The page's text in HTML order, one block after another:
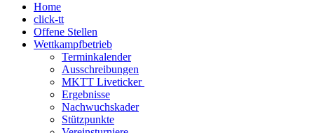
Home
click-tt
Offene Stellen
Wettkampfbetrieb
Terminkalender
Ausschreibungen
MKTT Liveticker
Ergebnisse
Nachwuchskader
Stützpunkte